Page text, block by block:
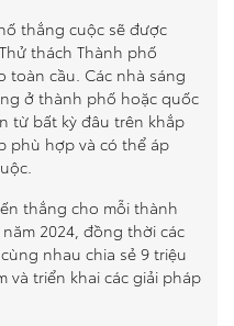
thắng cuộc sẽ được
thách Thành phố
toàn cầu. Các nhà sáng
ở thành phố hoặc quốc
từ bất kỳ đâu trên khắp
phù hợp và có thể áp
thắng cho mỗi thành
2024, đồng thời các
nhau chia sẻ 9 triệu
và triển khai các giải pháp